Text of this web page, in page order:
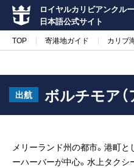
ロイヤルカリビアンクル
日本語公式サイト
マイページ
クルーズ検索
TOP 寄港地ガイド カリブ
出航 ボルチモア（
メリーランド州の都市。港町と
ーハーバーが中心。水上タク